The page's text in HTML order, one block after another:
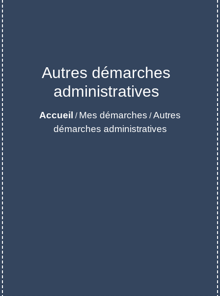
Autres démarches
administratives
Accueil / Mes démarches /Autres
démarches administratives